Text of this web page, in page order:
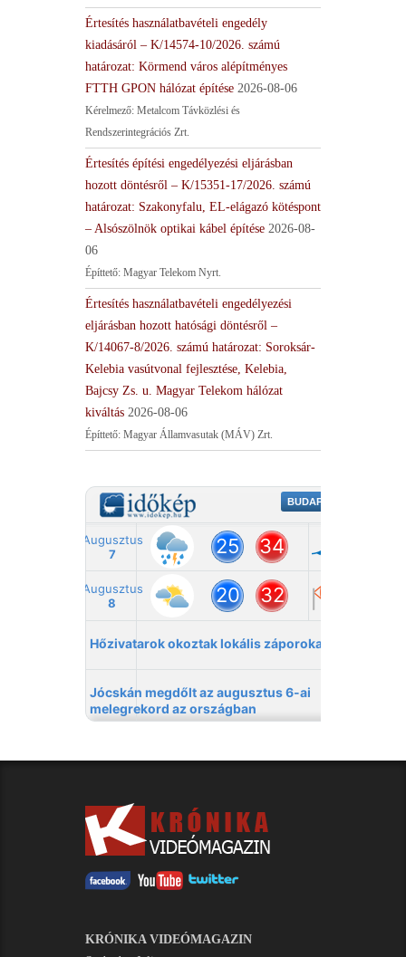
Értesítés használatbavételi engedély
kiadásáról – K/14574-10/2026. számú
határozat: Körmend város alépítményes
FTTH GPON hálózat építése 2026-08-06
Kérelmező: Metalcom Távközlési és
Rendszerintegrációs Zrt.
Értesítés építési engedélyezési eljárásban
hozott döntésről – K/15351-17/2026. számú
határozat: Szakonyfalu, EL-elágazó kötéspont
– Alsószölnök optikai kábel építése 2026-08-
06
Építtető: Magyar Telekom Nyrt.
Értesítés használatbavételi engedélyezési
eljárásban hozott hatósági döntésről –
K/14067-8/2026. számú határozat: Soroksár-
Kelebia vasútvonal fejlesztése, Kelebia,
Bajcsy Zs. u. Magyar Telekom hálózat
kiváltás 2026-08-06
Építtető: Magyar Államvasutak (MÁV) Zrt.
KRÓNIKA VIDEÓMAGAZIN